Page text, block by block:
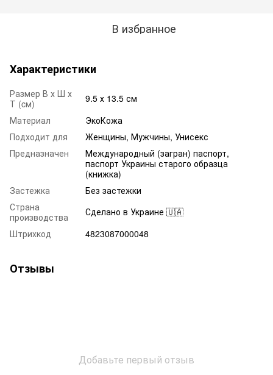
В избранное
Характеристики
Размер В х Ш х
Т (cм)
9.5 х 13.5 см
Материал
ЭкоКожа
Подходит для
Женщины, Мужчины, Унисекс
Предназначен
Международный (загран) паспорт,
паспорт Украины старого образца
(книжка)
Застежка
Без застежки
Страна
производства
Сделано в Украине 🇺🇦
Штрихкод
4823087000048
Отзывы
Добавьте первый отзыв